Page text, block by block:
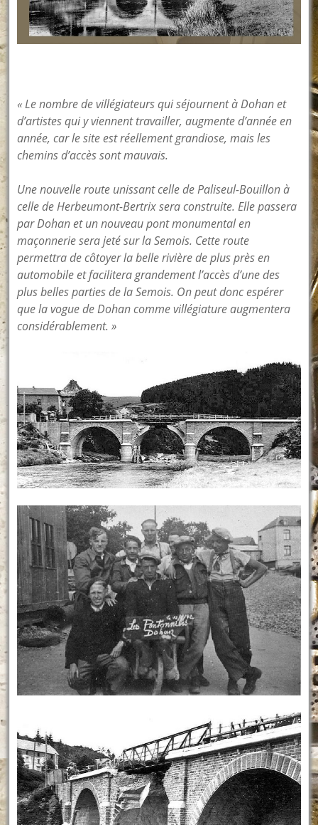
« Le nombre de villégiateurs qui séjournent à Dohan et
d’artistes qui y viennent travailler, augmente d’année en
année, car le site est réellement grandiose, mais les
chemins d’accès sont mauvais.
Une nouvelle route unissant celle de Paliseul-Bouillon à
celle de Herbeumont-Bertrix sera construite. Elle passera
par Dohan et un nouveau pont monumental en
maçonnerie sera jeté sur la Semois. Cette route
permettra de côtoyer la belle rivière de plus près en
automobile et facilitera grandement l’accès d’une des
plus belles parties de la Semois. On peut donc espérer
que la vogue de Dohan comme villégiature augmentera
considérablement. »